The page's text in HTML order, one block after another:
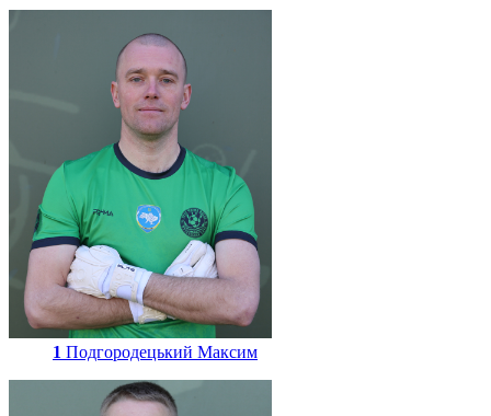
1 Подгородецький Максим